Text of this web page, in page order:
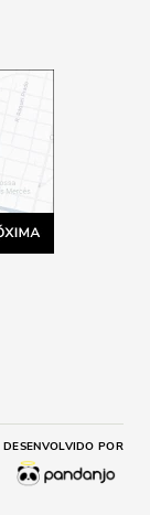
DESENVOLVIDO POR